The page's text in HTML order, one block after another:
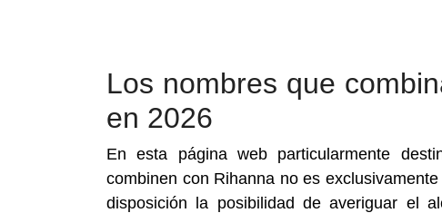
Los nombres que
en 2026
En esta página web particularmente
combinen con Rihanna no es
disposición la posibilidad de averiguar el